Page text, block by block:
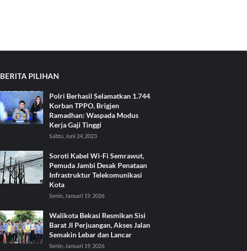
BERITA PILIHAN
Polri Berhasil Selamatkan 1.744
Korban TPPO, Brigjen
Ramadhan: Waspada Modus
Kerja Gaji Tinggi
Sabtu, Juni 24, 2023
Soroti Kabel Wi-Fi Semrawut,
Pemuda Jambi Desak Penataan
Infrastruktur Telekomunikasi
Kota
Senin, Januari 19, 2026
Walikota Bekasi Resmikan Sisi
Barat Jl Perjuangan, Akses Jalan
Semakin Lebar dan Lancar
Senin, Januari 19, 2026